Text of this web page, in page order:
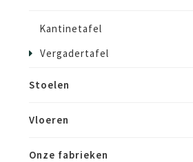
Kantinetafel
Vergadertafel
Stoelen
Vloeren
Onze fabrieken